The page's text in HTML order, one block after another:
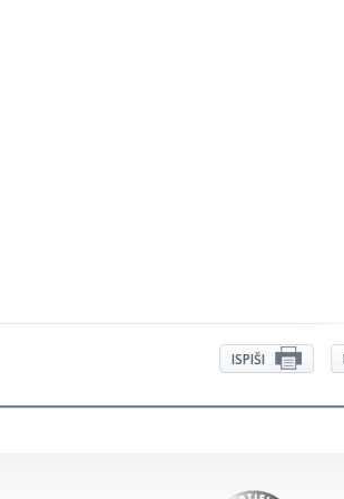
ISPIŠI